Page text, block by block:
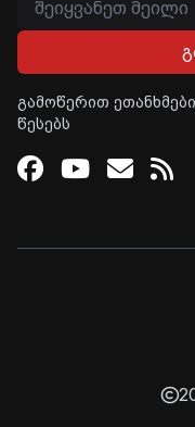
გამოწერით
წესებს
Facebook
Youtube
Email
RSS